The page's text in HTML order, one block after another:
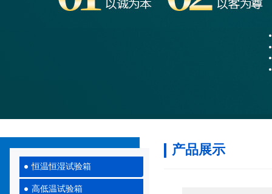
恒温恒湿试验箱
高低温试验箱
产品展示